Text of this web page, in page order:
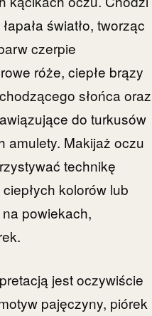
światło, tworząc
czerpie
róże, ciepłe brązy
słońca oraz
do turkusów
amulety. Makijaż oczu
technikę
kolorów lub
powiekach,
jest oczywiście
pajęczyny, piórek